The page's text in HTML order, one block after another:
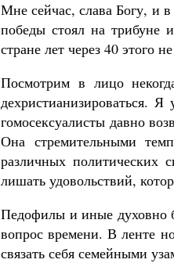
Мне сейчас, слава Богу, и
победы стоял на трибуне
стране лет через 40 этого
Посмотрим в лицо
дехристианизироваться.
гомосексуалисты давно
Она стремительными
различных политических
лишать удовольствий,
Педофилы и иные духовно
вопрос времени. В ленте
связать себя семейными